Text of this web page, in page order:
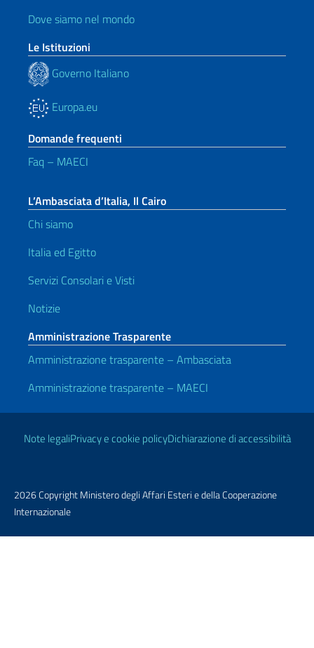
Dove siamo nel mondo
Le Istituzioni
Governo Italiano
Europa.eu
Domande frequenti
Faq – MAECI
L’Ambasciata d’Italia, Il Cairo
Chi siamo
Italia ed Egitto
Servizi Consolari e Visti
Notizie
Amministrazione Trasparente
Amministrazione trasparente – Ambasciata
Amministrazione trasparente – MAECI
Link Utili
Note legaliPrivacy e cookie policyDichiarazione di accessibilità
2026 Copyright Ministero degli Affari Esteri e della Cooperazione
Internazionale